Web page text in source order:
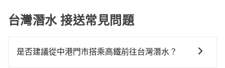
台灣潛水 接送常見問題
是否建議從中港門市搭乘高鐵前往台灣潛水？